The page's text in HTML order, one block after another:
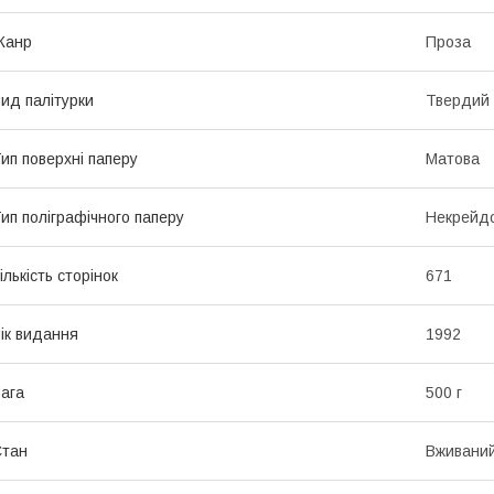
Проза
палітурки Твердий
поверхні паперу Матова
поліграфічного паперу
сторінок 671
видання 1992
500 г